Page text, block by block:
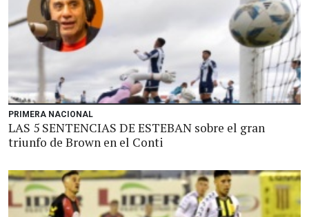
PRIMERA NACIONAL
LAS 5 SENTENCIAS DE ESTEBAN sobre el gran
triunfo de Brown en el Conti